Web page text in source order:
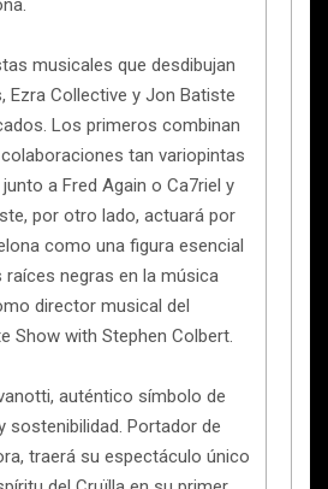
musicales que desdibujan
Collective y Jon Batiste
Los primeros combinan
tan variopintas
a Fred Again o Ca7riel y
por otro lado, actuará por
como una figura esencial
negras en la música
director musical del
Show with Stephen Colbert.
auténtico símbolo de
Portador de
traerá su espectáculo único